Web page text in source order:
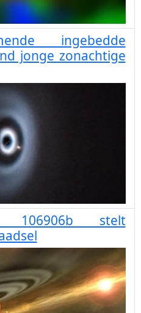
ingebedde
jonge zonachtige
106906b stelt